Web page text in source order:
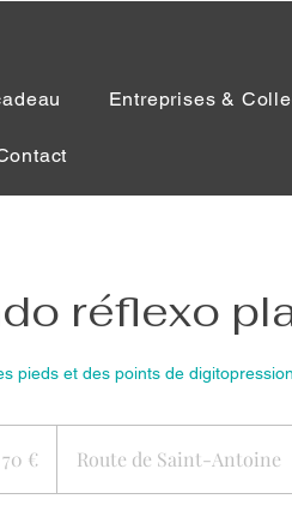
Entreprises &
réflexo
pieds et des points de
70 € Route de Saint-Antoine